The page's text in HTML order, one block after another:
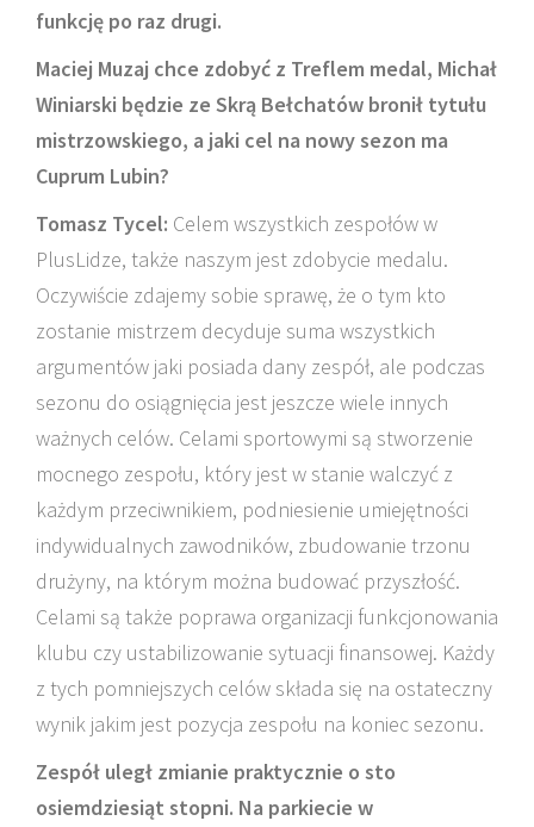
funkcję po raz drugi.
Maciej Muzaj chce zdobyć z Treflem medal, Michał
Winiarski będzie ze Skrą Bełchatów bronił tytułu
mistrzowskiego, a jaki cel na nowy sezon ma
Cuprum Lubin?
Tomasz Tycel: Celem wszystkich zespołów w
PlusLidze, także naszym jest zdobycie medalu.
Oczywiście zdajemy sobie sprawę, że o tym kto
zostanie mistrzem decyduje suma wszystkich
argumentów jaki posiada dany zespół, ale podczas
sezonu do osiągnięcia jest jeszcze wiele innych
ważnych celów. Celami sportowymi są stworzenie
mocnego zespołu, który jest w stanie walczyć z
każdym przeciwnikiem, podniesienie umiejętności
indywidualnych zawodników, zbudowanie trzonu
drużyny, na którym można budować przyszłość.
Celami są także poprawa organizacji funkcjonowania
klubu czy ustabilizowanie sytuacji finansowej. Każdy
z tych pomniejszych celów składa się na ostateczny
wynik jakim jest pozycja zespołu na koniec sezonu.
Zespół uległ zmianie praktycznie o sto
osiemdziesiąt stopni. Na parkiecie w